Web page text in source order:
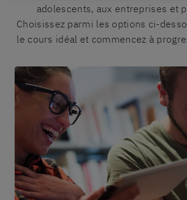
adolescents, aux entreprises et
Choisissez parmi les options ci-
le cours idéal et commencez à